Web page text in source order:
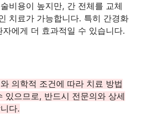
비용이 높지만, 간 전체를 교체
치료가 가능합니다. 특히 간경화
에게 더 효과적일 수 있습니다.
의학적 조건에 따라 치료 방법
있으므로, 반드시 전문의와 상세
다.